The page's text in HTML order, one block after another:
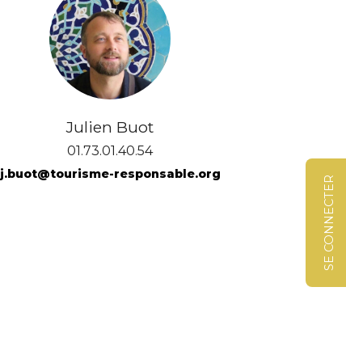
SE CONNECTER
Julien Buot
01.73.01.40.54
j.buot@tourisme-responsable.org